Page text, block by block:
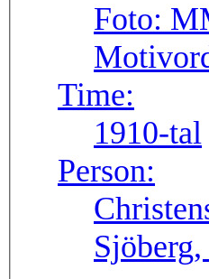
Foto:
Time:
1910-tal
Person: